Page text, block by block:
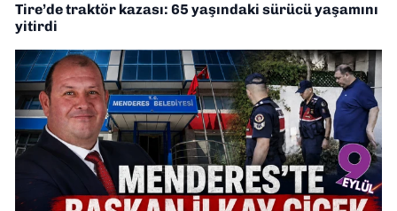
Tire’de traktör kazası: 65 yaşındaki sürücü yaşamını
yitirdi